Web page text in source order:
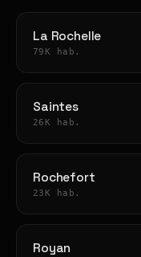
La Rochelle
79K hab.
Saintes
26K hab.
Rochefort
23K hab.
Royan